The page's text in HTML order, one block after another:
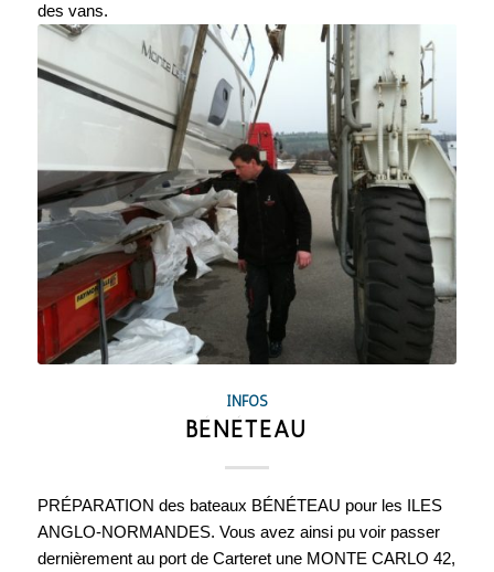
des vans.
INFOS
BÉNÉTEAU
PRÉPARATION des bateaux BÉNÉTEAU pour les ILES
ANGLO-NORMANDES. Vous avez ainsi pu voir passer
dernièrement au port de Carteret une MONTE CARLO 42,